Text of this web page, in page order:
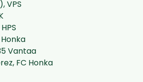
VPS
Honka
Vantaa
FC Honka